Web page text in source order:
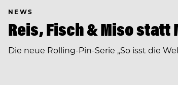
NEWS
Reis, Fisch & Miso
Die neue Rolling-Pin-Serie „So isst die